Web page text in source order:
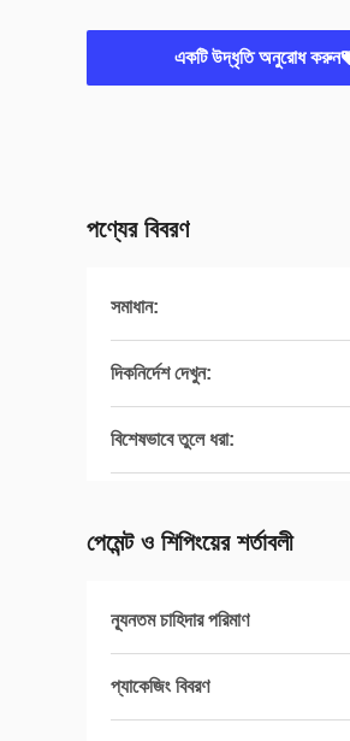
একটি উদ্ধৃতি অনুরোধ করুন
পণ্যের বিবরণ
সমাধান:
দিকনির্দেশ দেখুন:
বিশেষভাবে তুলে ধরা:
পেমেন্ট ও শিপিংয়ের শর্তাবলী
ন্যূনতম চাহিদার পরিমাণ
প্যাকেজিং বিবরণ